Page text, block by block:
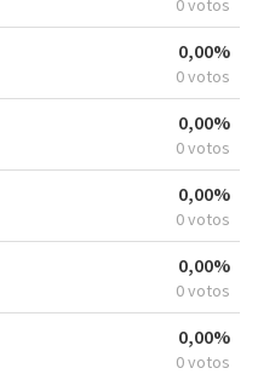
0,00%
0 votos
0,00%
0 votos
0,00%
0 votos
0,00%
0 votos
0,00%
0 votos